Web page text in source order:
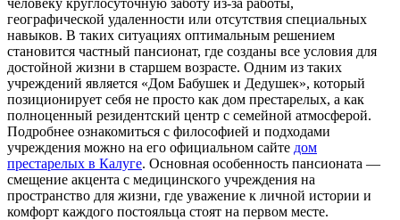
географической удаленности или отсутствия специальных
навыков. В таких ситуациях оптимальным решением
становится частный пансионат, где созданы все условия для
достойной жизни в старшем возрасте. Одним из таких
учреждений является «Дом Бабушек и Дедушек», который
позиционирует себя не просто как дом престарелых, а как
полноценный резидентский центр с семейной атмосферой.
Подробнее ознакомиться с философией и подходами
учреждения можно на его официальном сайте дом
престарелых в Калуге. Основная особенность пансионата —
смещение акцента с медицинского учреждения на
пространство для жизни, где уважение к личной истории и
комфорт каждого постояльца стоят на первом месте.